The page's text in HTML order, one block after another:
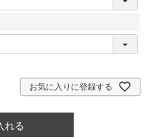
お気に入りに登録する
れる